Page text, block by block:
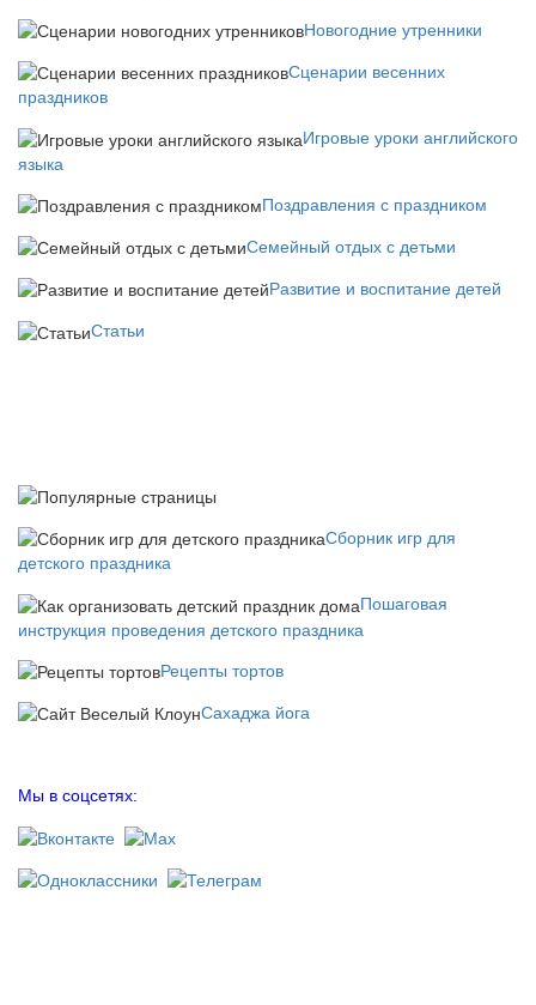
Новогодние утренники
Сценарии весенних
праздников
Игровые уроки английского
языка
Поздравления с праздником
Семейный отдых с детьми
Развитие и воспитание детей
Статьи
Сборник игр для
детского праздника
Пошаговая
инструкция проведения детского праздника
Рецепты тортов
Сахаджа йога
Мы в соцсетях: